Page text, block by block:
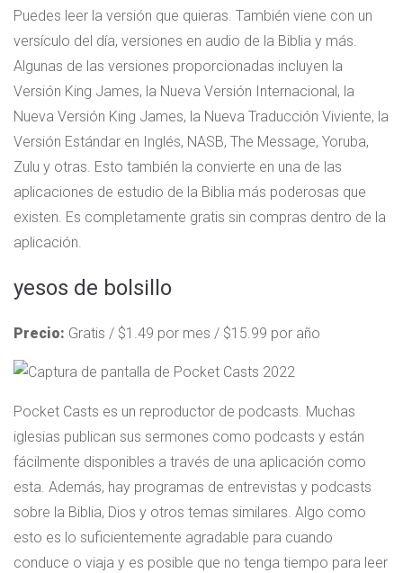
Puedes leer la versión que quieras. También viene con un
versículo del día, versiones en audio de la Biblia y más.
Algunas de las versiones proporcionadas incluyen la
Versión King James, la Nueva Versión Internacional, la
Nueva Versión King James, la Nueva Traducción Viviente, la
Versión Estándar en Inglés, NASB, The Message, Yoruba,
Zulu y otras. Esto también la convierte en una de las
aplicaciones de estudio de la Biblia más poderosas que
existen. Es completamente gratis sin compras dentro de la
aplicación.
yesos de bolsillo
Precio: Gratis / $1.49 por mes / $15.99 por año
Pocket Casts es un reproductor de podcasts. Muchas
iglesias publican sus sermones como podcasts y están
fácilmente disponibles a través de una aplicación como
esta. Además, hay programas de entrevistas y podcasts
sobre la Biblia, Dios y otros temas similares. Algo como
esto es lo suficientemente agradable para cuando
conduce o viaja y es posible que no tenga tiempo para leer